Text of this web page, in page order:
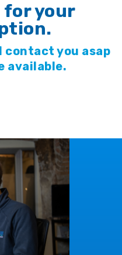
for your
you asap
available.